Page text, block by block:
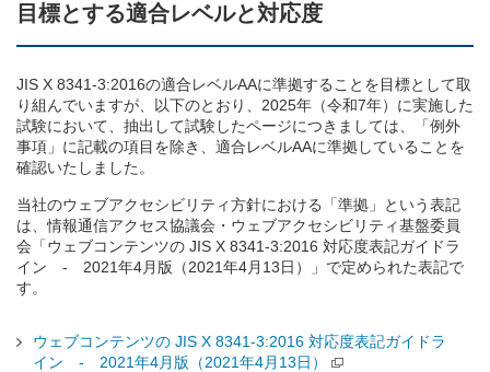
目標とする適合レベルと対応度
JIS X 8341-3:2016の適合レベルAAに準拠することを目標として取
り組んでいますが、以下のとおり、2025年（令和7年）に実施した
試験において、抽出して試験したページにつきましては、「例外
事項」に記載の項目を除き、適合レベルAAに準拠していることを
確認いたしました。
当社のウェブアクセシビリティ方針における「準拠」という表記
は、情報通信アクセス協議会・ウェブアクセシビリティ基盤委員
会「ウェブコンテンツの JIS X 8341-3:2016 対応度表記ガイドラ
イン - 2021年4月版（2021年4月13日）」で定められた表記で
す。
ウェブコンテンツの JIS X 8341-3:2016 対応度表記ガイドラ
イン - 2021年4月版（2021年4月13日）